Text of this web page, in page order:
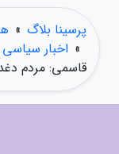
پرسینا بلاگ »
» اخبار سیاسی
قاسمی: مردم